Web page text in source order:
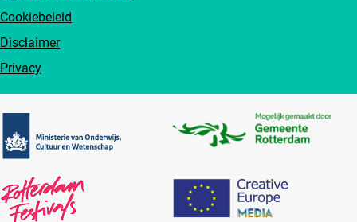
Cookiebeleid
Disclaimer
Privacy